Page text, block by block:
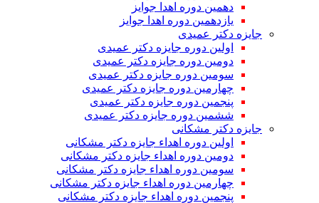
دهمین دوره اهدا جوایز
یازدهمین دوره اهدا جوایز
جایزه دکتر عمیدی
اولین دوره جایزه دکتر عمیدی
دومین دوره جایزه دکتر عمیدی
سومین دوره جایزه دکتر عمیدی
چهارمین دوره جایزه دکتر عمیدی
پنجمین دوره جایزه دکتر عمیدی
ششمین دوره جایزه دکتر عمیدی
جایزه دکتر مشکانی
اولین دوره اهداء جایزه دکتر مشکانی
دومین دوره اهداء جایزه دکتر مشکانی
سومین دوره اهداء جایزه دکتر مشکانی
چهارمین دوره اهداء جایزه دکتر مشکانی
پنجمین دوره اهداء جایزه دکتر مشکانی